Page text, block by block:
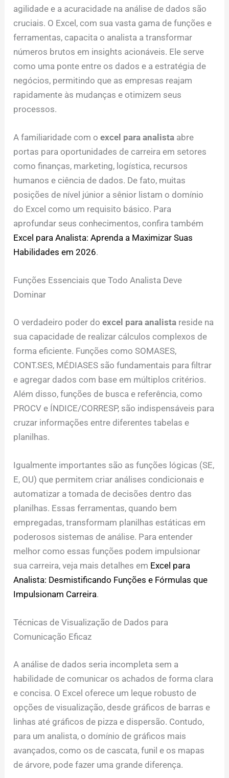
agilidade e a acuracidade na análise de dados são
cruciais. O Excel, com sua vasta gama de funções e
ferramentas, capacita o analista a transformar
números brutos em insights acionáveis. Ele serve
como uma ponte entre os dados e a estratégia de
negócios, permitindo que as empresas reajam
rapidamente às mudanças e otimizem seus
processos.
A familiaridade com oexcel para analista abre
portas para oportunidades de carreira em setores
como finanças, marketing, logística, recursos
humanos e ciência de dados. De fato, muitas
posições de nível júnior a sênior listam o domínio
do Excel como um requisito básico. Para
aprofundar seus conhecimentos, confira também
Excel para Analista: Aprenda a Maximizar Suas
Habilidades em 2026.
Funções Essenciais que Todo Analista Deve
Dominar
O verdadeiro poder doexcel para analista reside na
sua capacidade de realizar cálculos complexos de
forma eficiente. Funções como SOMASES,
CONT.SES, MÉDIASES são fundamentais para filtrar
e agregar dados com base em múltiplos critérios.
Além disso, funções de busca e referência, como
PROCV e ÍNDICE/CORRESP, são indispensáveis para
cruzar informações entre diferentes tabelas e
planilhas.
Igualmente importantes são as funções lógicas (SE,
E, OU) que permitem criar análises condicionais e
automatizar a tomada de decisões dentro das
planilhas. Essas ferramentas, quando bem
empregadas, transformam planilhas estáticas em
poderosos sistemas de análise. Para entender
melhor como essas funções podem impulsionar
sua carreira, veja mais detalhes em Excel para
Analista: Desmistificando Funções e Fórmulas que
Impulsionam Carreira.
Técnicas de Visualização de Dados para
Comunicação Eficaz
A análise de dados seria incompleta sem a
habilidade de comunicar os achados de forma clara
e concisa. O Excel oferece um leque robusto de
opções de visualização, desde gráficos de barras e
linhas até gráficos de pizza e dispersão. Contudo,
para um analista, o domínio de gráficos mais
avançados, como os de cascata, funil e os mapas
de árvore, pode fazer uma grande diferença.